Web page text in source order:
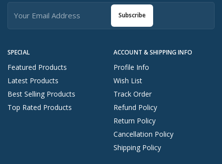
SPECIAL
Featured Products
Latest Products
Best Selling Products
Top Rated Products
ACCOUNT & SHIPPING INFO
Profile Info
Wish List
Track Order
Refund Policy
Return Policy
Cancellation Policy
Shipping Policy
Subscribe